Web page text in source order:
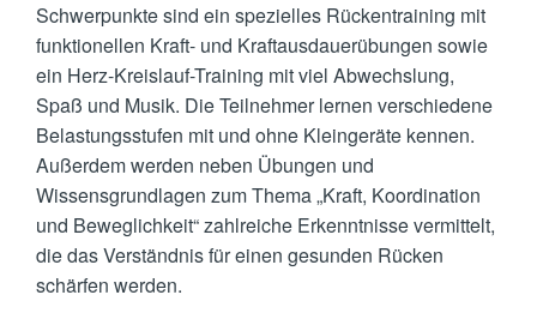
Schwerpunkte sind ein spezielles Rückentraining mit
funktionellen Kraft- und Kraftausdauerübungen sowie
ein Herz-Kreislauf-Training mit viel Abwechslung,
Spaß und Musik. Die Teilnehmer lernen verschiedene
Belastungsstufen mit und ohne Kleingeräte kennen.
Außerdem werden neben Übungen und
Wissensgrundlagen zum Thema „Kraft, Koordination
und Beweglichkeit“ zahlreiche Erkenntnisse vermittelt,
die das Verständnis für einen gesunden Rücken
schärfen werden.